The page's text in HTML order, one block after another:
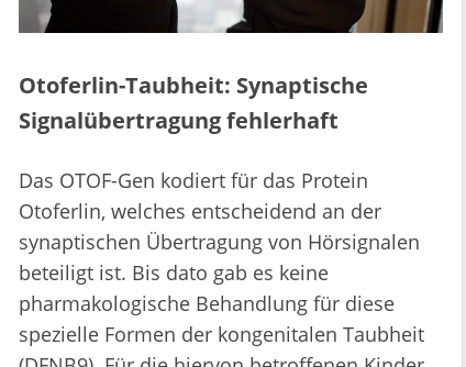
Otoferlin-Taubheit: Synaptische
Signalübertragung fehlerhaft
Das OTOF-Gen kodiert für das Protein
Otoferlin, welches entscheidend an der
synaptischen Übertragung von Hörsignalen
beteiligt ist. Bis dato gab es keine
pharmakologische Behandlung für diese
spezielle Formen der kongenitalen Taubheit